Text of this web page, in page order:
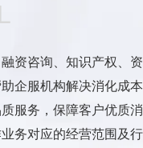
资咨询、知识产权、
企服机构解决消化成
服务，保障客户优质
务对应的经营范围及